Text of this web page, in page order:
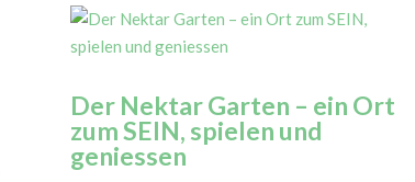
Der Nektar Garten – ein Ort
zum SEIN, spielen und
geniessen